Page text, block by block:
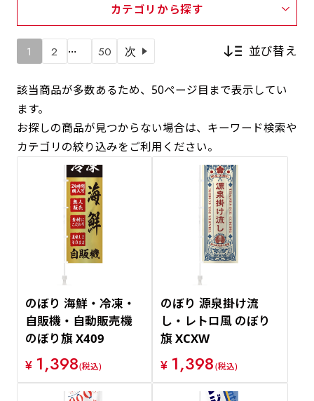
カテゴリから探す
1 2 … 50 次 並び替え
新着順
価格が安い順
価格が高い順
該当商品が多数あるため、50ページ目まで表示してい
ます。
お探しの商品が見つからない場合は、キーワード検索や
カテゴリの絞り込みをご利用ください。
のぼり 海鮮・冷凍・
自販機・自動販売機
のぼり旗 X409
¥ 1,398(税込)
のぼり 源泉掛け流
し・レトロ風 のぼり
旗 XCXW
¥ 1,398(税込)